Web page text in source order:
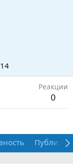
Реакции
0